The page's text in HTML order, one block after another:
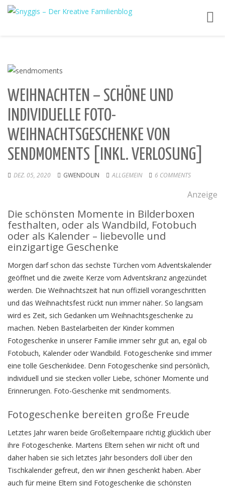
WEIHNACHTEN – SCHÖNE UND
INDIVIDUELLE FOTO-
WEIHNACHTSGESCHENKE VON
SENDMOMENTS [INKL. VERLOSUNG]
DEZ. 05, 2020 GWENDOLIN ALLGEMEIN 6 COMMENTS
Anzeige
Die schönsten Momente in Bilderboxen
festhalten, oder als Wandbild, Fotobuch
oder als Kalender – liebevolle und
einzigartige Geschenke
Morgen darf schon das sechste Türchen vom Adventskalender
geöffnet und die zweite Kerze vom Adventskranz angezündet
werden. Die Weihnachtszeit hat nun offiziell vorangeschritten
und das Weihnachtsfest rückt nun immer näher. So langsam
wird es Zeit, sich Gedanken um Weihnachtsgeschenke zu
machen. Neben Bastelarbeiten der Kinder kommen
Fotogeschenke in unserer Familie immer sehr gut an, egal ob
Fotobuch, Kalender oder Wandbild. Fotogeschenke sind immer
eine tolle Geschenkidee. Denn Fotogeschenke sind persönlich,
individuell und sie stecken voller Liebe, schöner Momente und
Erinnerungen. Foto-Geschenke mit sendmoments.
Fotogeschenke bereiten große Freude
Letztes Jahr waren beide Großelternpaare richtig glücklich über
ihre Fotogeschenke. Martens Eltern sehen wir nicht oft und
daher haben sie sich letztes Jahr besonders doll über den
Tischkalender gefreut, den wir ihnen geschenkt haben. Aber
auch für meine Eltern sind Fotogeschenke die schönsten